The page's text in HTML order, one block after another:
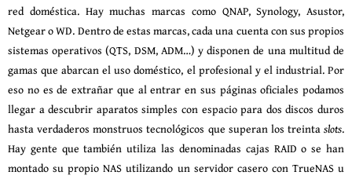
red doméstica. Hay muchas marcas como QNAP, Synology, Asustor,
Netgear o WD. Dentro de estas marcas, cada una cuenta con sus propios
sistemas operativos (QTS, DSM, ADM…) y disponen de una multitud de
gamas que abarcan el uso doméstico, el profesional y el industrial. Por
eso no es de extrañar que al entrar en sus páginas oficiales podamos
llegar a descubrir aparatos simples con espacio para dos discos duros
hasta verdaderos monstruos tecnológicos que superan los treinta slots.
Hay gente que también utiliza las denominadas cajas RAID o se han
montado su propio NAS utilizando un servidor casero con TrueNAS u